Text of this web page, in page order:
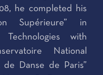
he completed his
Supérieure” in
with
National
Danse de Paris”